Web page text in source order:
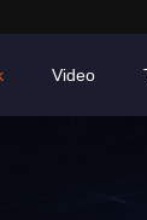
Video